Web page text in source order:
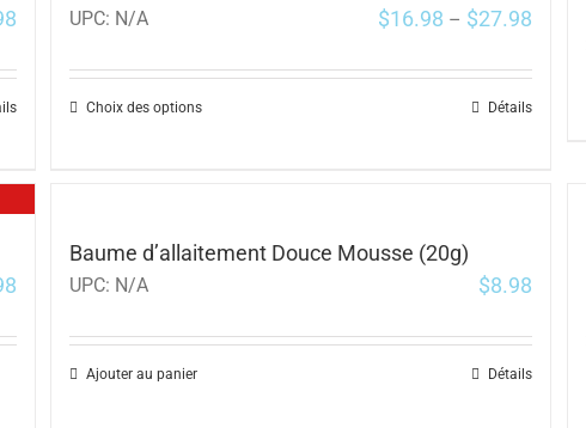
UPC: N/A $16.98 – $27.98
Choix des options Détails
Baume d’allaitement Douce Mousse (20g)
UPC: N/A $8.98
Ajouter au panier Détails